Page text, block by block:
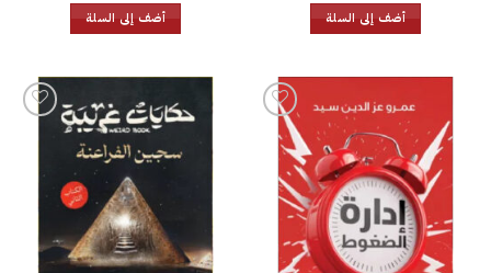
أضف إلى السلة أضف إلى السلة
إضافة
إلى
الرغبات
إلى
الرغبات